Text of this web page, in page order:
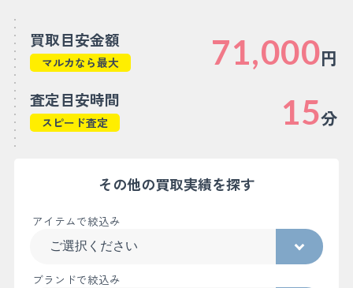
買取目安金額
マルカなら最大 71,000円
査定目安時間
スピード査定 15分
その他の買取実績を探す
アイテムで絞込み
ブランドで絞込み